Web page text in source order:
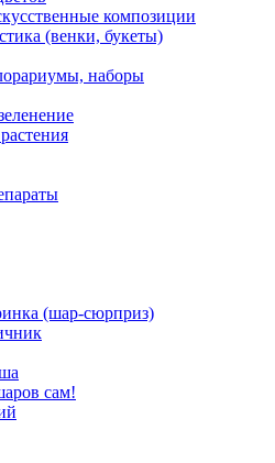
композиции
(венки, букеты)
наборы
(шар-сюрприз)
сам!